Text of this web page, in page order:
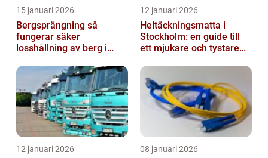
15 januari 2026
Bergsprängning så
fungerar säker
losshållning av berg i
12 januari 2026
Heltäckningsmatta i
Stockholm: en guide till
ett mjukare och tystare
12 januari 2026 08 januari 2026